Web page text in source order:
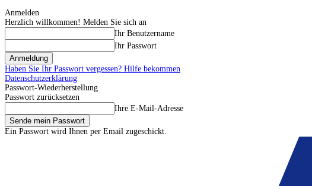
Anmelden
Herzlich willkommen! Melden Sie sich an
Ihr Benutzername
Ihr Passwort
Haben Sie Ihr Passwort vergessen? Hilfe bekommen
Datenschutzerklärung
Passwort-Wiederherstellung
Passwort zurücksetzen
Ihre E-Mail-Adresse
Ein Passwort wird Ihnen per Email zugeschickt.